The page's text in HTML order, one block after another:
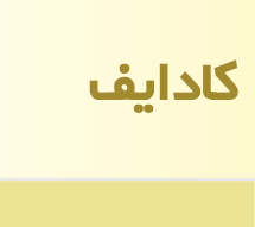
كادایف